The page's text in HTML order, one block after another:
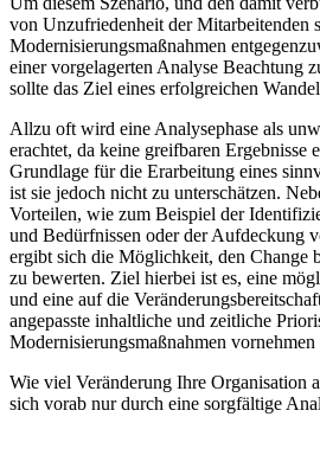
von Unzufriedenheit der Mitarbeitenden
Modernisierungsmaßnahmen
einer vorgelagerten Analyse Beachtung
sollte das Ziel eines erfolgreichen
Allzu oft wird eine Analysephase als
erachtet, da keine greifbaren Ergebnisse
Grundlage für die Erarbeitung eines
ist sie jedoch nicht zu unterschätzen.
Vorteilen, wie zum Beispiel der
und Bedürfnissen oder der Aufdeckung
ergibt sich die Möglichkeit, den Change
zu bewerten. Ziel hierbei ist es, eine
und eine auf die
angepasste inhaltliche und zeitliche
Modernisierungsmaßnahmen
Wie viel Veränderung Ihre Organisation
sich vorab nur durch eine sorgfältige